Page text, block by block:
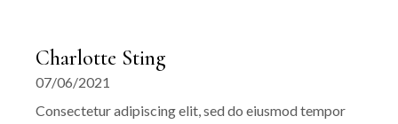
Charlotte Sting
07/06/2021
Consectetur adipiscing elit, sed do eiusmod tempor